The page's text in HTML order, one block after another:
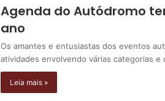
Agenda do Autódromo
ano
Os amantes e entusiastas dos eventos
atividades envolvendo várias categorias e
Leia mais »